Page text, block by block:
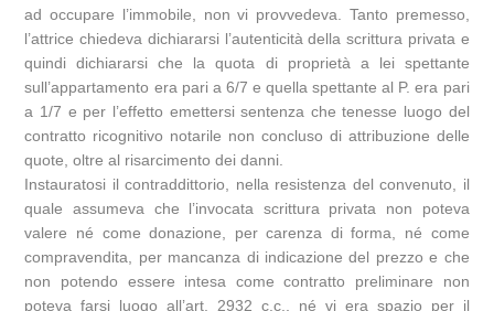
ad occupare l’immobile, non vi provvedeva. Tanto premesso,
l’attrice chiedeva dichiararsi l’autenticità della scrittura privata e
quindi dichiararsi che la quota di proprietà a lei spettante
sull’appartamento era pari a 6/7 e quella spettante al P. era pari
a 1/7 e per l’effetto emettersi sentenza che tenesse luogo del
contratto ricognitivo notarile non concluso di attribuzione delle
quote, oltre al risarcimento dei danni.
Instauratosi il contraddittorio, nella resistenza del convenuto, il
quale assumeva che l’invocata scrittura privata non poteva
valere né come donazione, per carenza di forma, né come
compravendita, per mancanza di indicazione del prezzo e che
non potendo essere intesa come contratto preliminare non
poteva farsi luogo all’art. 2932 c.c., né vi era spazio per il